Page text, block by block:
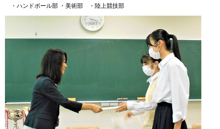
・ハンドボール部 ・美術部 ・陸上競技部